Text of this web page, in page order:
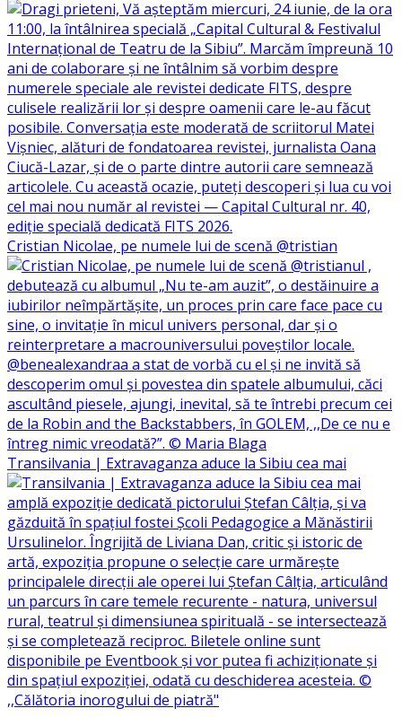
Cristian Nicolae, pe numele lui de scenă @tristian
Transilvania | Extravaganza aduce la Sibiu cea mai